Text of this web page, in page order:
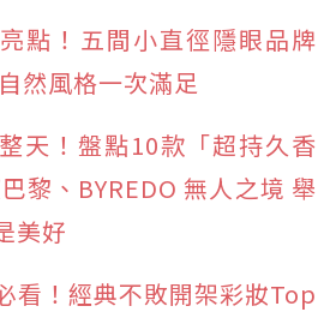
點！五間小直徑隱眼品牌
然風格一次滿足
天！盤點10款「超持久香
黎、BYREDO 無人之境 舉
美好
看！經典不敗開架彩妝Top